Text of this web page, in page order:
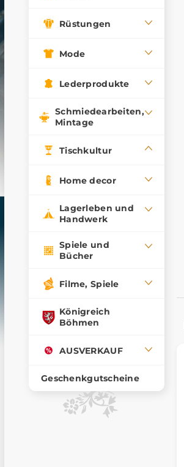
Rüstungen
Mode
Lederprodukte
Schmiedearbeiten,
Mintage
Tischkultur
Home decor
Lagerleben und
Handwerk
Spiele und
Bücher
Filme, Spiele
Königreich
Böhmen
AUSVERKAUF
Geschenkgutscheine